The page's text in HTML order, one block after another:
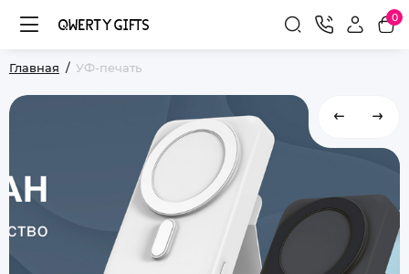
0
Главная УФ-печать